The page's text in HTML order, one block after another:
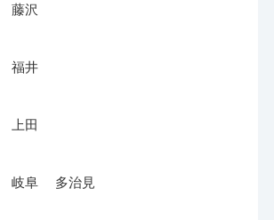
藤沢
福井
上田
岐阜 多治見